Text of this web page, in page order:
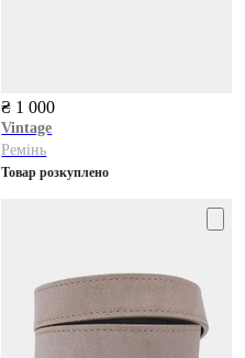
₴ 1 000
Vintage
Ремінь
Товар розкуплено